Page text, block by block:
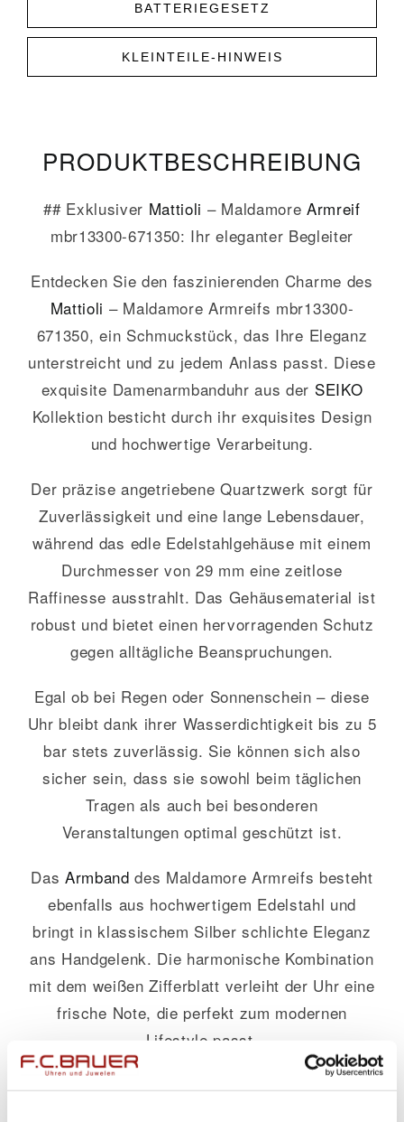
BATTERIEGESETZ
KLEINTEILE-HINWEIS
PRODUKT­­BESCHREIBUNG
## Exklusiver Mattioli – MaldamoreArmreif
mbr13300-671350: Ihr eleganter Begleiter
Entdecken Sie den faszinierenden Charme des
Mattioli – Maldamore Armreifs mbr13300-
671350, ein Schmuckstück, das Ihre Eleganz
unterstreicht und zu jedem Anlass passt. Diese
exquisite Damenarmbanduhr aus der SEIKO
Kollektion besticht durch ihr exquisites Design
und hochwertige Verarbeitung.
Der präzise angetriebene Quartzwerk sorgt für
Zuverlässigkeit und eine lange Lebensdauer,
während das edle Edelstahlgehäuse mit einem
Durchmesser von 29 mm eine zeitlose
Raffinesse ausstrahlt. Das Gehäusematerial ist
robust und bietet einen hervorragenden Schutz
gegen alltägliche Beanspruchungen.
Egal ob bei Regen oder Sonnenschein – diese
Uhr bleibt dank ihrer Wasserdichtigkeit bis zu 5
bar stets zuverlässig. Sie können sich also
sicher sein, dass sie sowohl beim täglichen
Tragen als auch bei besonderen
Veranstaltungen optimal geschützt ist.
Das Armband des Maldamore Armreifs besteht
ebenfalls aus hochwertigem Edelstahl und
bringt in klassischem Silber schlichte Eleganz
ans Handgelenk. Die harmonische Kombination
mit dem weißen Zifferblatt verleiht der Uhr eine
frische Note, die perfekt zum modernen
Lifestyle passt.
Erleben Sie die perfekte Mischung aus Stil und